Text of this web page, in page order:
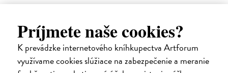
Príjmete naše cookies?
K prevádzke internetového kníhkupectva Artforum
využívame cookies slúžiace na zabezpečenie a meranie
na sklade